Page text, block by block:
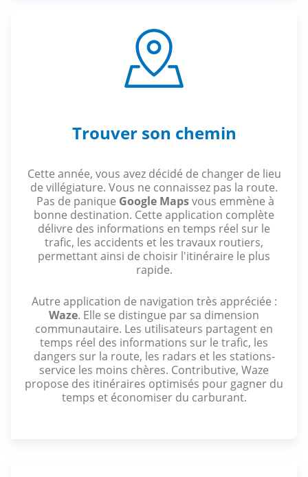
Trouver son chemin
Cette année, vous avez décidé de changer de lieu
de villégiature. Vous ne connaissez pas la route.
Pas de panique Google Mapsvous emmène à
bonne destination. Cette application complète
délivre des informations en temps réel sur le
trafic, les accidents et les travaux routiers,
permettant ainsi de choisir l'itinéraire le plus
rapide.
Autre application de navigation très appréciée :
Waze. Elle se distingue par sa dimension
communautaire. Les utilisateurs partagent en
temps réel des informations sur le trafic, les
dangers sur la route, les radars et les stations-
service les moins chères. Contributive, Waze
propose des itinéraires optimisés pour gagner du
temps et économiser du carburant.